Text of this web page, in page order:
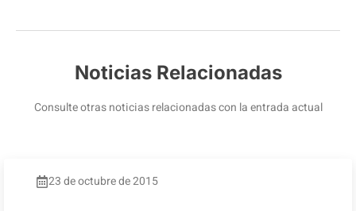
Noticias Relacionadas
Consulte otras noticias relacionadas con la entrada actual
23 de octubre de 2015